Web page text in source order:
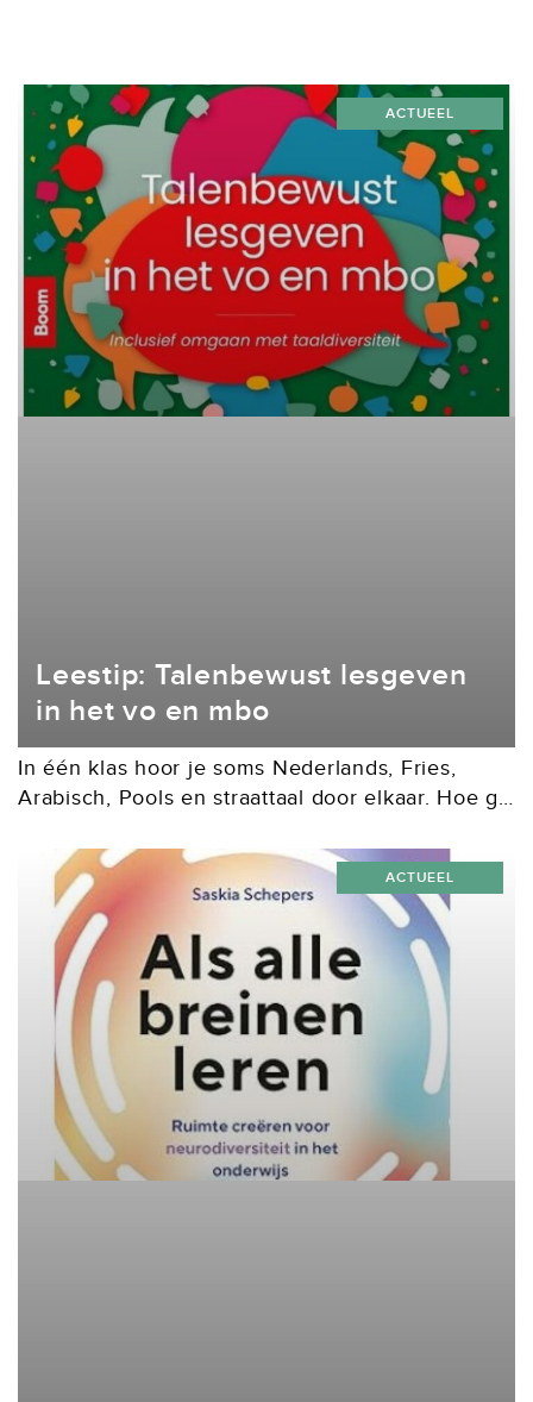
Leestip: Talenbewust lesgeven
in het vo en mbo
In één klas hoor je soms Nederlands, Fries,
Arabisch, Pools en straattaal door elkaar. Hoe ga
lesgeven in het vo en mbo...
ACTUEEL
ACTUEEL